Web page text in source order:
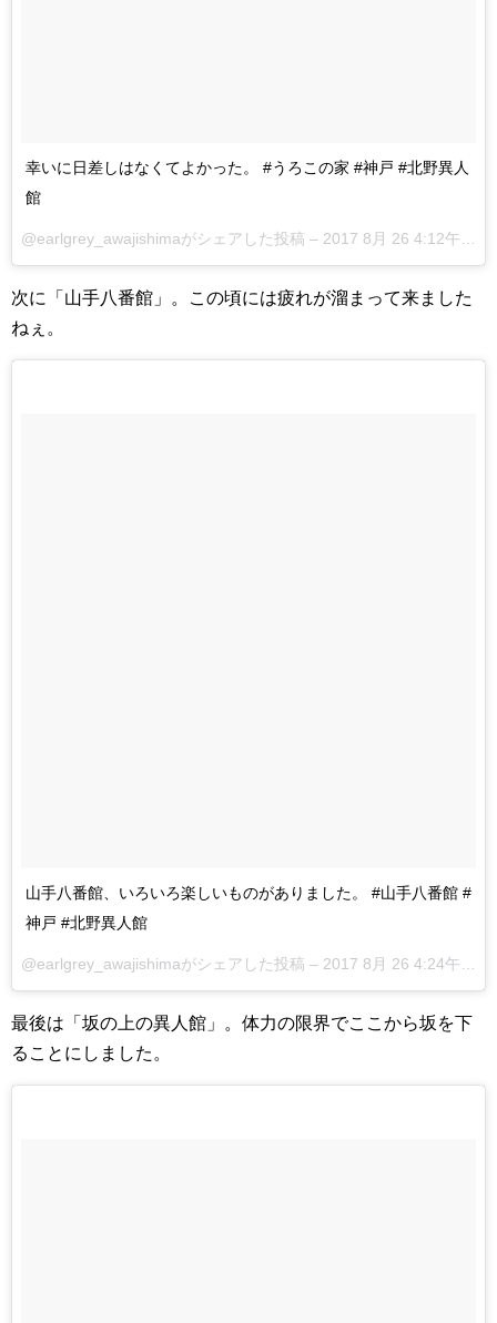
幸いに日差しはなくてよかった。 #うろこの家 #神戸 #北野異人
館
@earlgrey_awajishimaがシェアした投稿 – 2017 8月 26 4:12午前 PDT
次に「山手八番館」。この頃には疲れが溜まって来ました
ねぇ。
山手八番館、いろいろ楽しいものがありました。 #山手八番館 #
神戸 #北野異人館
@earlgrey_awajishimaがシェアした投稿 – 2017 8月 26 4:24午前 PDT
最後は「坂の上の異人館」。体力の限界でここから坂を下
ることにしました。